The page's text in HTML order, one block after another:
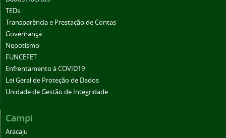
TEDs
Transparência e Prestação de Contas
Governança
Nepotismo
FUNCEFET
Enfrentamento à COVID19
Lei Geral de Proteção de Dados
Unidade de Gestão de Integridade
Campi
Aracaju